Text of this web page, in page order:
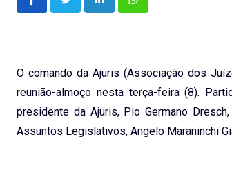
LinkedInWhatsapp
O comando da Ajuris (Associação dos
reunião-almoço nesta terça-feira (8).
presidente da Ajuris, Pio Germano
Assuntos Legislativos, Angelo Maraninchi